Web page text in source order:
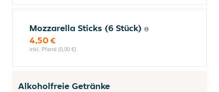
Mozzarella Sticks (6 Stück)
4,50 €
inkl. Pfand (0,00 €)
Alkoholfreie Getränke